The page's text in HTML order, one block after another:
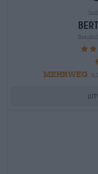
MEHRWEG